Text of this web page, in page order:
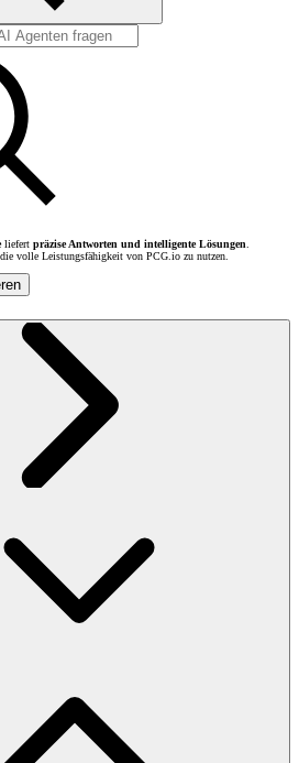
liefert präzise Antworten und intelligente Lösungen.
volle Leistungsfähigkeit von PCG.io zu nutzen.